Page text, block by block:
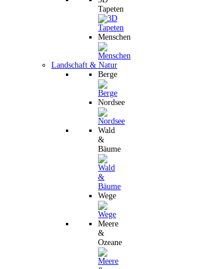
Tapeten
Menschen
Landschaft & Natur
Berge
Nordsee
Wald
&
Bäume
Wege
Meere
&
Ozeane